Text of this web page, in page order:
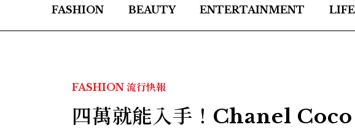
FASHION BEAUTY ENTERTAINMENT
FASHION 流行快報
四萬就能入手！Chanel